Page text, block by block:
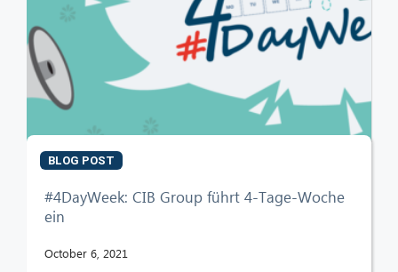
BLOG POST
#4DayWeek: CIB Group führt 4-Tage-Woche
ein
October 6, 2021